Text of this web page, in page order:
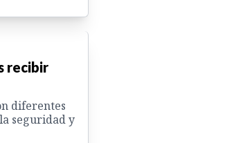
recibir
diferentes
seguridad y